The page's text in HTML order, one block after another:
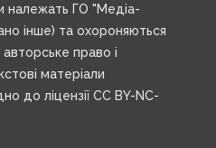
належать ГО "Медіа-
інше) та охороняються
право і
матеріали
до ліцензії CC BY-NC-